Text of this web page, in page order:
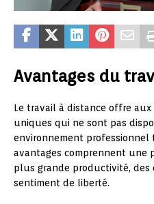
Avantages du
Le travail à distance offre
uniques qui ne sont pas
environnement professionnel
avantages comprennent une
plus grande productivité, des
sentiment de liberté.